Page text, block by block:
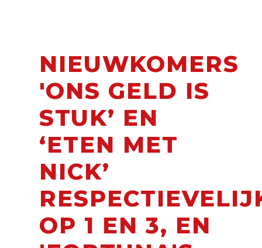
NIEUWKOMERS
'ONS GELD IS
STUK’ EN
‘ETEN MET
NICK’
OP 1 EN 3, EN